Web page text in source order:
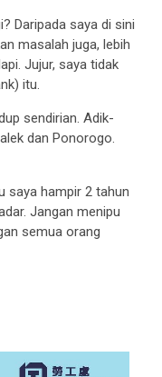
Daripada saya di sini
masalah juga, lebih
Jujur, saya tidak
itu.
sendirian. Adik-
dan Ponorogo.
saya hampir 2 tahun
Jangan menipu
semua orang